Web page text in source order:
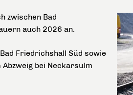
zwischen Bad
auch 2026 an.
Friedrichshall Süd sowie
bei Neckarsulm